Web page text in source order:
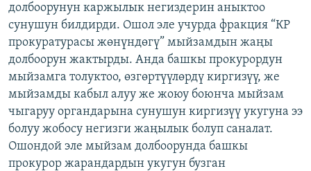
долбоорунун каржылык негиздерин аныктоо
сунушун билдирди. Ошол эле учурда фракция “КР
прокуратурасы жөнүндөгү” мыйзамдын жаңы
долбоорун жактырды. Анда башкы прокурордун
мыйзамга толуктоо, өзгөртүүлөрдү киргизүү, же
мыйзамды кабыл алуу же жоюу боюнча мыйзам
чыгаруу органдарына сунушун киргизүү укугуна ээ
болуу жобосу негизги жаңылык болуп саналат.
Ошондой эле мыйзам долбоорунда башкы
прокурор жарандардын укугун бузган